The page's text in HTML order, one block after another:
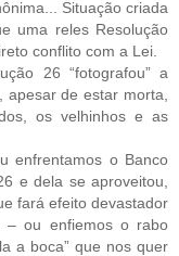
Situação criada
uma reles Resolução
conflito com a Lei.
26 “fotografou” a
de estar morta,
os velhinhos e as
enfrentamos o Banco
e dela se aproveitou,
fará efeito devastador
– ou enfiemos o rabo
a boca” que nos quer